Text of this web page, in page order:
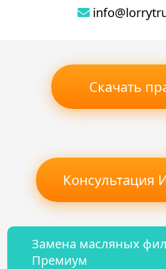
Скачать
Консультация
Замена масляных
Премиум